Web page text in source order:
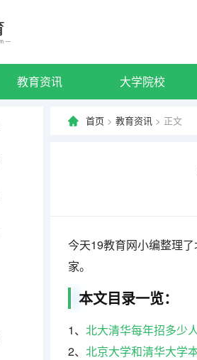
教育资讯 大学院校
首页 > 教育资讯 > 正文
今天19教育网小编整理
家。
本文目录一览：
1、 北大清华每年招多少
2、 北京大学和清华大学